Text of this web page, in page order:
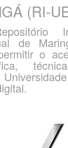
(RI-
de
o